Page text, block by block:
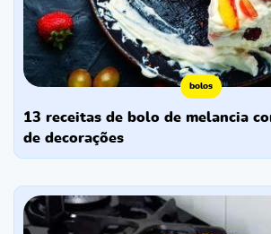
bolos
13 receitas de bolo de melancia com diversidades
de decorações